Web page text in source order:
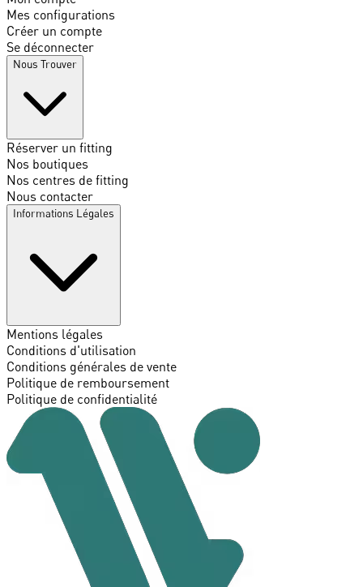
Mes configurations
Créer un compte
Se déconnecter
Nous Trouver
Réserver un fitting
Nos boutiques
Nos centres de fitting
Nous contacter
Informations Légales
Mentions légales
Conditions d'utilisation
Conditions générales de vente
Politique de remboursement
Politique de confidentialité